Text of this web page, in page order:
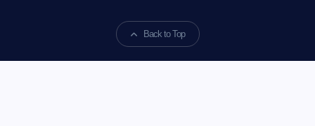
Back to Top